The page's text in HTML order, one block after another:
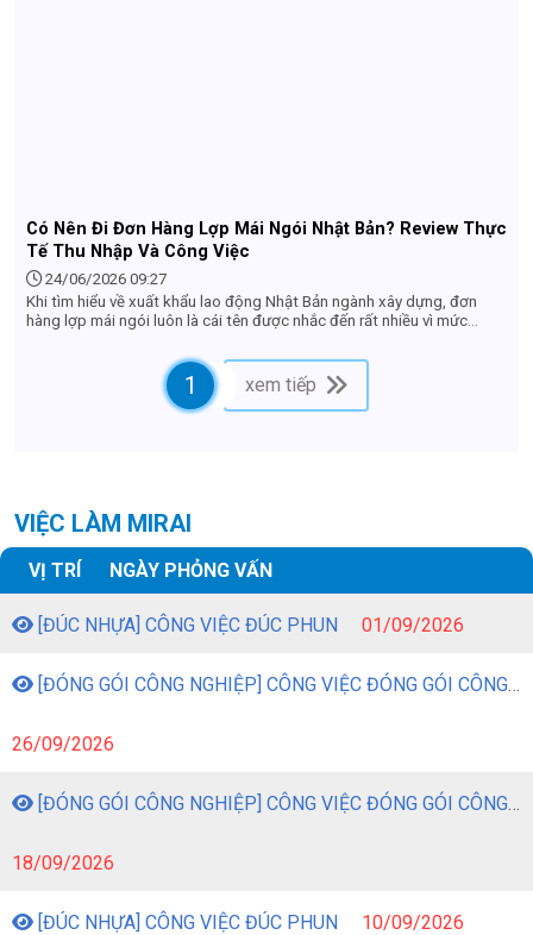
Có Nên Đi Đơn Hàng Lợp Mái Ngói Nhật Bản? Review Thực
Tế Thu Nhập Và Công Việc
24/06/2026 09:27
Khi tìm hiểu về xuất khẩu lao động Nhật Bản ngành xây dựng, đơn
hàng lợp mái ngói luôn là cái tên được nhắc đến rất nhiều vì mức
trên cao có nguy hiểm không?", "Công việc có vất vả lắm không?" hay
"Thu nhập thực tế nhận về là bao nhiêu?". Bài viết này sẽ review chi
tiết và khách quan nhất về đơn hàng lợp mái ngói ở Nhật Bản để giúp
bạn có cái nhìn chuẩn xác trước khi quyết định nộp hồ sơ.
1 xem tiếp
VIỆC LÀM MIRAI
VỊ TRÍ NGÀY PHỎNG VẤN
[ĐÚC NHỰA] CÔNG VIỆC ĐÚC PHUN 01/09/2026
[ĐÓNG GÓI CÔNG NGHIỆP] CÔNG VIỆC ĐÓNG GÓI CÔNG NGHIỆP
26/09/2026
[ĐÓNG GÓI CÔNG NGHIỆP] CÔNG VIỆC ĐÓNG GÓI CÔNG NGHIỆP
18/09/2026
[ĐÚC NHỰA] CÔNG VIỆC ĐÚC PHUN 10/09/2026